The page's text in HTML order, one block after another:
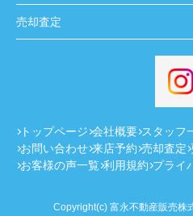
売却査定
トップページ 会社概要 スタッフ
お問い合わせ 来店予約 売却査定
お客様の声一覧 利用規約 プライ
Copyright(c) 富永不動産販売株